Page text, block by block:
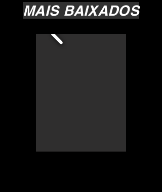
MAIS BAIXADOS